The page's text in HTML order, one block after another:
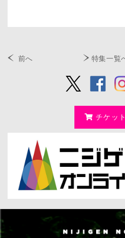
前へ 特集一覧
チケッ